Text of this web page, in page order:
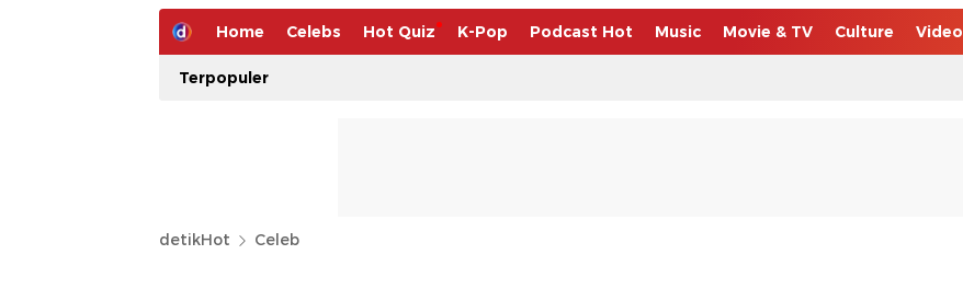
Home Celebs Hot Quiz K-Pop Podcast Hot Music Movie & TV Culture Video
Terpopuler
detikHot Celeb